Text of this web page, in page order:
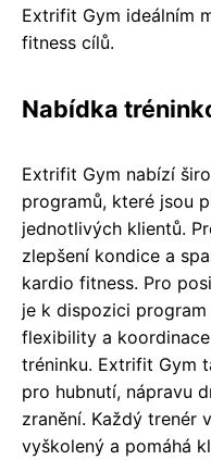
Extrifit Gym ideálním
fitness cílů.
Nabídka
Extrifit Gym nabízí
programů, které jsou
jednotlivých klientů.
zlepšení kondice a
kardio fitness. Pro
je k dispozici
flexibility a
tréninku. Extrifit Gym
pro hubnutí, nápravu
zranění. Každý trenér
vyškolený a pomáhá